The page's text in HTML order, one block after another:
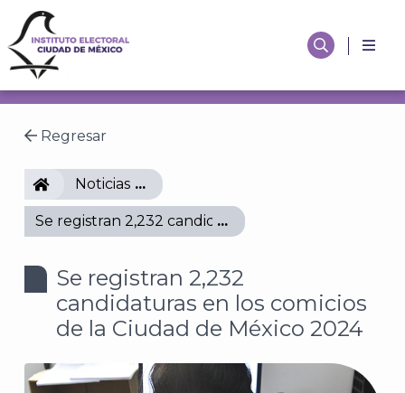
Regresar
IECMNoticias
Se registran 2,232 candidaturas en los comicios de
Se registran 2,232
candidaturas en los comicios
de la Ciudad de México 2024